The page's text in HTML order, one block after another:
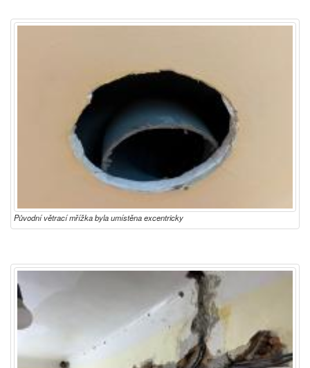
Původní větrací mřížka byla umístěna excentricky